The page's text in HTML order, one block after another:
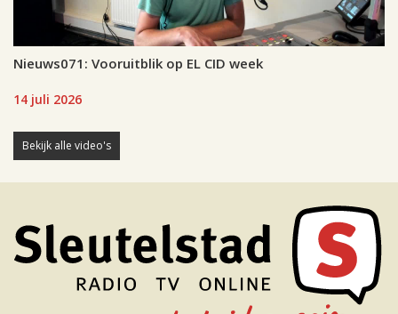
Nieuws071: Vooruitblik op EL CID week
14 juli 2026
Bekijk alle video's